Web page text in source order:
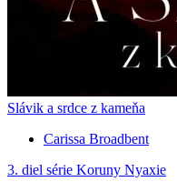
Slávik a srdce z kameňa
Carissa Broadbent
3. diel série Koruny Nyaxie